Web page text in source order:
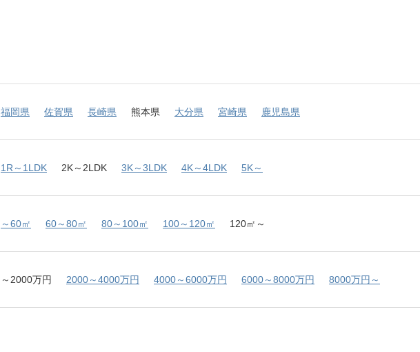
福岡県 佐賀県 長崎県 熊本県 大分県 宮崎県 鹿児島県
1R～1LDK 2K～2LDK 3K～3LDK 4K～4LDK 5K～
～60㎡ 60～80㎡ 80～100㎡ 100～120㎡ 120㎡～
～2000万円 2000～4000万円 4000～6000万円 6000～8000万円 8000万円～